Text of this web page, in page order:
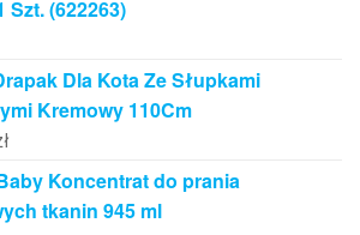
Szt. (622263)
Dla Kota Ze Słupkami
Kremowy 110Cm
Koncentrat do prania
tkanin 945 ml